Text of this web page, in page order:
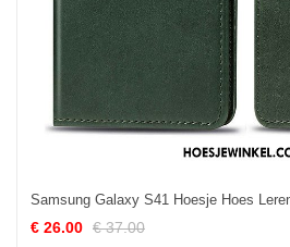
€ 26.00 € 37.00